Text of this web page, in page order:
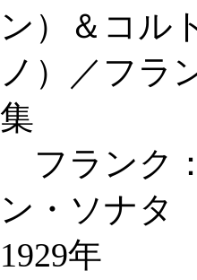
ン）＆コル
ノ）／フラ
集
フランク
ン・ソナ
1929年